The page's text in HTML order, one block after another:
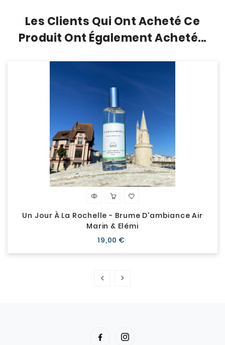
Les Clients Qui Ont Acheté Ce
Produit Ont Également Acheté...
Un Jour À La Rochelle - Brume D'ambiance Air
Marin & Elémi
19,00 €